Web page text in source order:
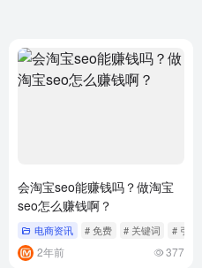
会淘宝seo能赚钱吗？做淘宝
seo怎么赚钱啊？
电商资讯 # 免费 # 关键词 # 引流
2年前 377